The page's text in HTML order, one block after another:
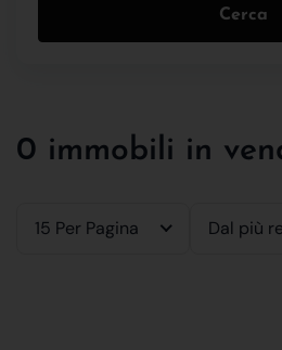
Cerca
0 immobili in
15 Per Pagina Dal più